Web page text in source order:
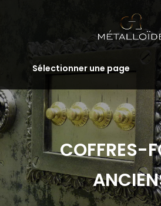
Sélectionner une page
COFFRES-